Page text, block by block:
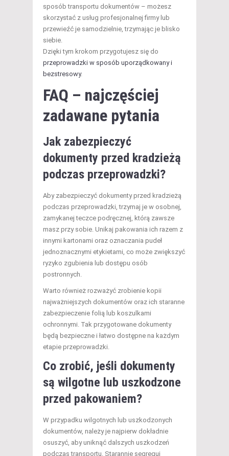
sposób transportu dokumentów – możesz
skorzystać z usług profesjonalnej firmy lub
przewieźć je samodzielnie, trzymając je blisko
siebie.
Dzięki tym krokom przygotujesz się do
przeprowadzki w sposób uporządkowany i
bezstresowy.
FAQ – najczęściej
zadawane pytania
Jak zabezpieczyć
dokumenty przed kradzieżą
podczas przeprowadzki?
Aby zabezpieczyć dokumenty przed kradzieżą
podczas przeprowadzki, trzymaj je w osobnej,
zamykanej teczce podręcznej, którą zawsze
masz przy sobie. Unikaj pakowania ich razem z
innymi kartonami oraz oznaczania pudeł
jednoznacznymi etykietami, co może zwiększyć
ryzyko zgubienia lub dostępu osób
postronnych.
Warto również rozważyć zrobienie kopii
najważniejszych dokumentów oraz ich staranne
zabezpieczenie folią lub koszulkami
ochronnymi. Tak przygotowane dokumenty
będą bezpieczne i łatwo dostępne na każdym
etapie przeprowadzki.
Co zrobić, jeśli dokumenty
są wilgotne lub uszkodzone
przed pakowaniem?
W przypadku wilgotnych lub uszkodzonych
dokumentów, należy je najpierw dokładnie
osuszyć, aby uniknąć dalszych uszkodzeń
podczas transportu. Starannie segreguj